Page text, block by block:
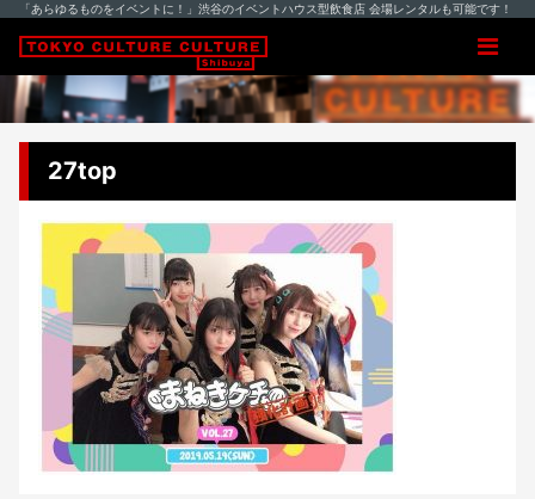
「あらゆるものをイベントに！」渋谷のイベントハウス型飲食店 会場レンタルも可能です！
27top